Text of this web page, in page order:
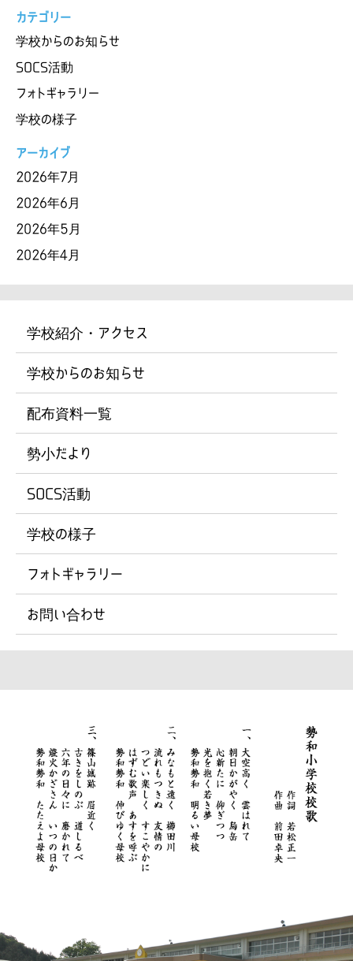
カテゴリー
学校からのお知らせ
SOCS活動
フォトギャラリー
学校の様子
アーカイブ
2026年7月
2026年6月
2026年5月
2026年4月
学校紹介・アクセス
学校からのお知らせ
配布資料一覧
勢小だより
SOCS活動
学校の様子
フォトギャラリー
お問い合わせ